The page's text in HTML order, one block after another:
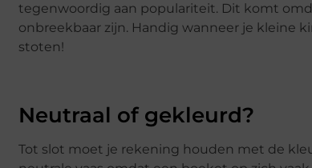
tegenwoordig aan populariteit. Dit komt
onbreekbaar zijn. Handig wanneer je kleine
stoten!
Neutraal of gekleurd?
Tot slot moet je rekening houden met de